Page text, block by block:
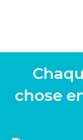
chose